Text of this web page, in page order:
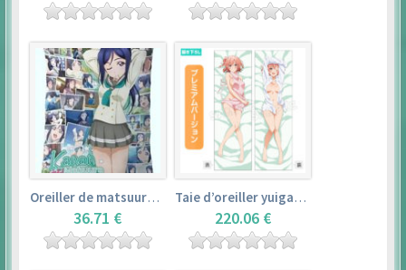
Oreiller de matsuura kanan (35cm×53cm) – love live! sunshine!!
36.71 €
Taie d’oreiller yuigahama yui (50cm×150cm) – yahari ore no seishun love comedy wa machigatteiru. zoku
220.06 €